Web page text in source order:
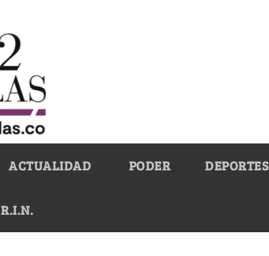
ACTUALIDAD PODER DEPORTES
R.I.N.